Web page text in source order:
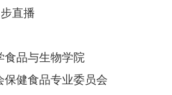
直播
食品与生物学院
保健食品专业委员会